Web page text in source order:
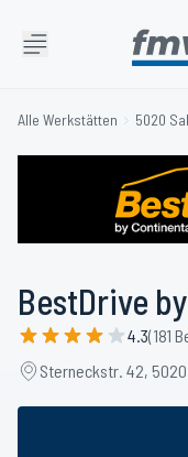
Alle Werkstätten 5020
BestDrive
4.3(181
Sterneckstr. 42,